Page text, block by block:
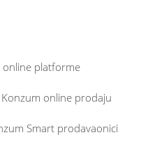
online platforme
online prodaju
Smart prodavaonici